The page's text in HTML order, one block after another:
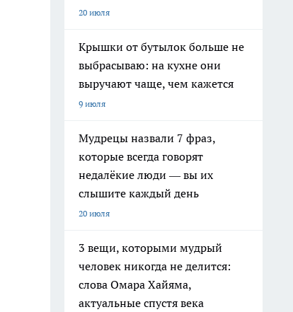
20 июля
Крышки от бутылок больше не
выбрасываю: на кухне они
выручают чаще, чем кажется
9 июля
Мудрецы назвали 7 фраз,
которые всегда говорят
недалёкие люди — вы их
слышите каждый день
20 июля
3 вещи, которыми мудрый
человек никогда не делится:
слова Омара Хайяма,
актуальные спустя века